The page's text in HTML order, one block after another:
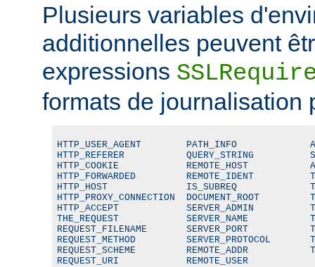
Plusieurs variables
additionnelles peuvent
expressions
formats de journalisation
HTTP_USER_AGENT        PATH_INFO
HTTP_REFERER           QUERY_STRING
HTTP_COOKIE            REMOTE_HOST
HTTP_FORWARDED         REMOTE_IDENT
HTTP_HOST              IS_SUBREQ
HTTP_PROXY_CONNECTION  DOCUMENT_ROOT
HTTP_ACCEPT            SERVER_ADMIN
THE_REQUEST            SERVER_NAME
REQUEST_FILENAME       SERVER_PORT
REQUEST_METHOD         SERVER_PROTOCOL
REQUEST_SCHEME         REMOTE_ADDR
REQUEST_URI            REMOTE_USER